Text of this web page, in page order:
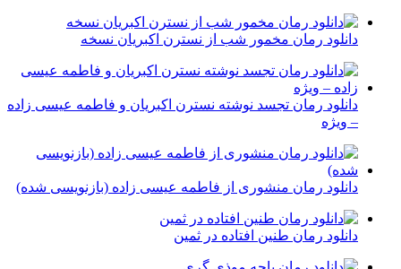
دانلود رمان مخمور شب از نسترن اکبریان نسخه
دانلود رمان تجسد نوشته نسترن اکبریان و فاطمه عیسی زاده
– ویژه
دانلود رمان منشوری از فاطمه عیسی زاده (بازنویسی شده)
دانلود رمان طنین افتاده در ثمین